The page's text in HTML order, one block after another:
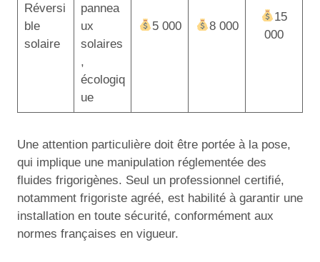
Réversi
ble
solaire
pannea
ux
solaires
,
écologiq
ue
5 000 8 000
15
000
Une attention particulière doit être portée à la pose,
qui implique une manipulation réglementée des
fluides frigorigènes. Seul un professionnel certifié,
notamment frigoriste agréé, est habilité à garantir une
installation en toute sécurité, conformément aux
normes françaises en vigueur.